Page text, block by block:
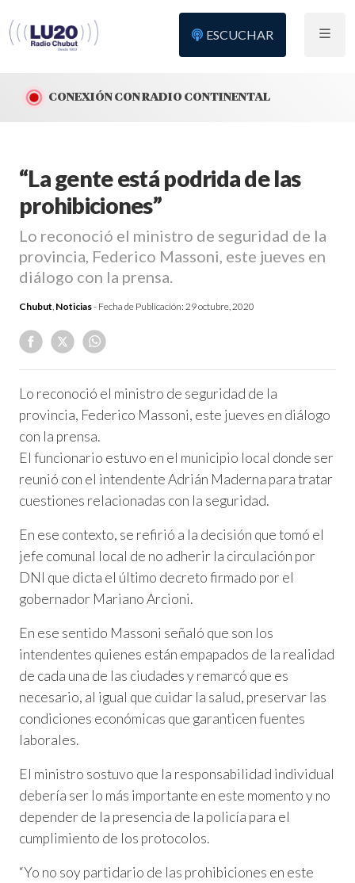
ESCUCHAR
CONEXIÓN CON RADIO CONTINENTAL
“La gente está podrida de las
prohibiciones”
Lo reconoció el ministro de seguridad de la
provincia, Federico Massoni, este jueves en
diálogo con la prensa.
Chubut, Noticias- Fecha de Publicación: 29 octubre, 2020
Lo reconoció el ministro de seguridad de la
provincia, Federico Massoni, este jueves en diálogo
con la prensa.
El funcionario estuvo en el municipio local donde ser
reunió con el intendente Adrián Maderna para tratar
cuestiones relacionadas con la seguridad.
En ese contexto, se refirió a la decisión que tomó el
jefe comunal local de no adherir la circulación por
DNI que dicta el último decreto firmado por el
gobernador Mariano Arcioni.
En ese sentido Massoni señaló que son los
intendentes quienes están empapados de la realidad
de cada una de las ciudades y remarcó que es
necesario, al igual que cuidar la salud, preservar las
condiciones económicas que garanticen fuentes
laborales.
El ministro sostuvo que la responsabilidad individual
debería ser lo más importante en este momento y no
depender de la presencia de la policía para el
cumplimiento de los protocolos.
“Yo no soy partidario de las prohibiciones en este